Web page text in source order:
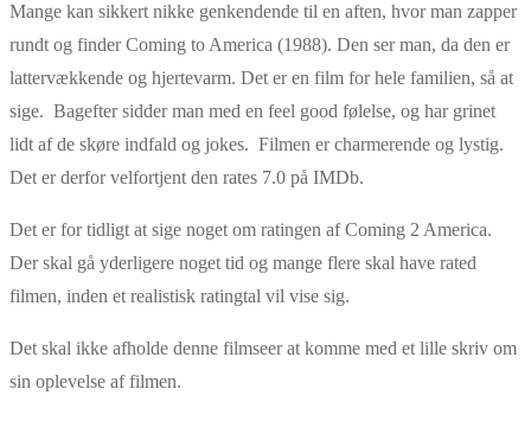
Mange kan sikkert nikke genkendende til en aften, hvor man zapper
rundt og finder Coming to America (1988). Den ser man, da den er
lattervækkende og hjertevarm. Det er en film for hele familien, så at
sige. Bagefter sidder man med en feel good følelse, og har grinet
lidt af de skøre indfald og jokes. Filmen er charmerende og lystig.
Det er derfor velfortjent den rates 7.0 på IMDb.
Det er for tidligt at sige noget om ratingen af Coming 2 America.
Der skal gå yderligere noget tid og mange flere skal have rated
filmen, inden et realistisk ratingtal vil vise sig.
Det skal ikke afholde denne filmseer at komme med et lille skriv om
sin oplevelse af filmen.